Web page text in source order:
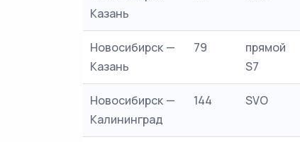
Казань
Новосибирск —
Казань
79
прямой
S7
Новосибирск —
Калининград
144 SVO